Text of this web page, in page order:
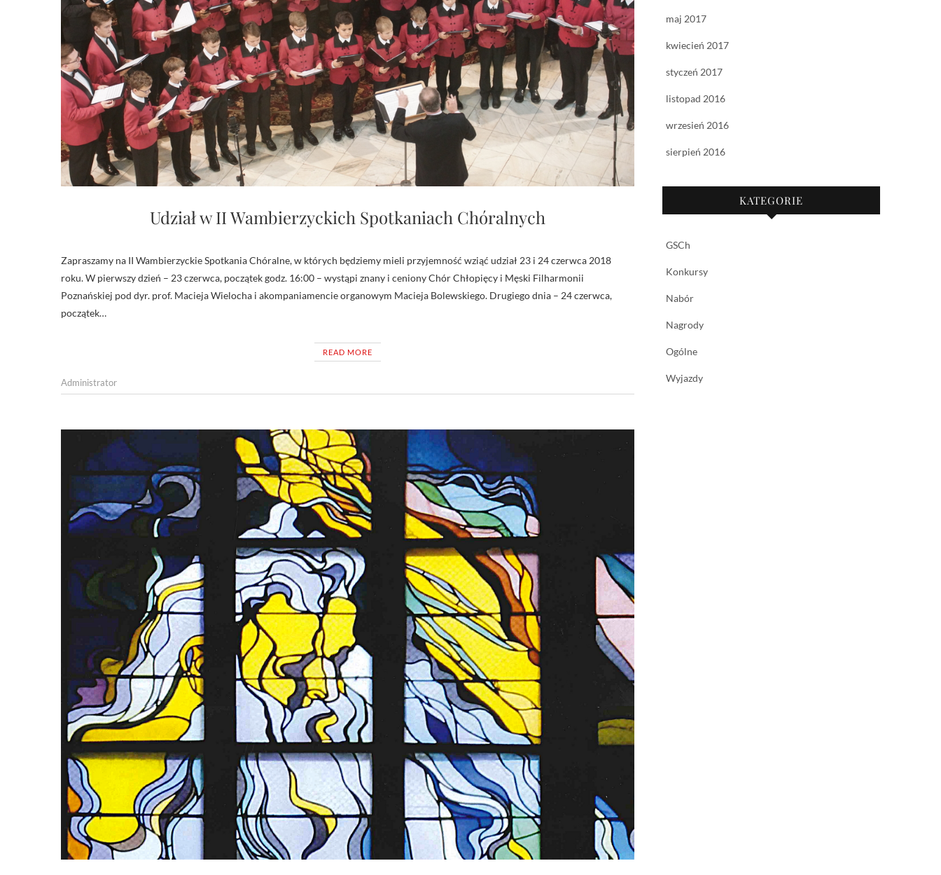
Udział w II Wambierzyckich Spotkaniach Chóralnych
Zapraszamy na II Wambierzyckie Spotkania Chóralne, w których będziemy mieli przyjemność wziąć udział 23 i 24 czerwca 2018
roku. W pierwszy dzień – 23 czerwca, początek godz. 16:00 – wystąpi znany i ceniony Chór Chłopięcy i Męski Filharmonii
Poznańskiej pod dyr. prof. Macieja Wielocha i akompaniamencie organowym Macieja Bolewskiego. Drugiego dnia – 24 czerwca,
początek…
READ MORE
Administrator
maj 2017
kwiecień 2017
styczeń 2017
listopad 2016
wrzesień 2016
sierpień 2016
KATEGORIE
GSCh
Konkursy
Nabór
Nagrody
Ogólne
Wyjazdy